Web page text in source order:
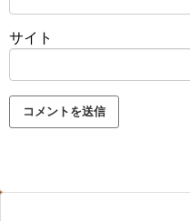
サイト